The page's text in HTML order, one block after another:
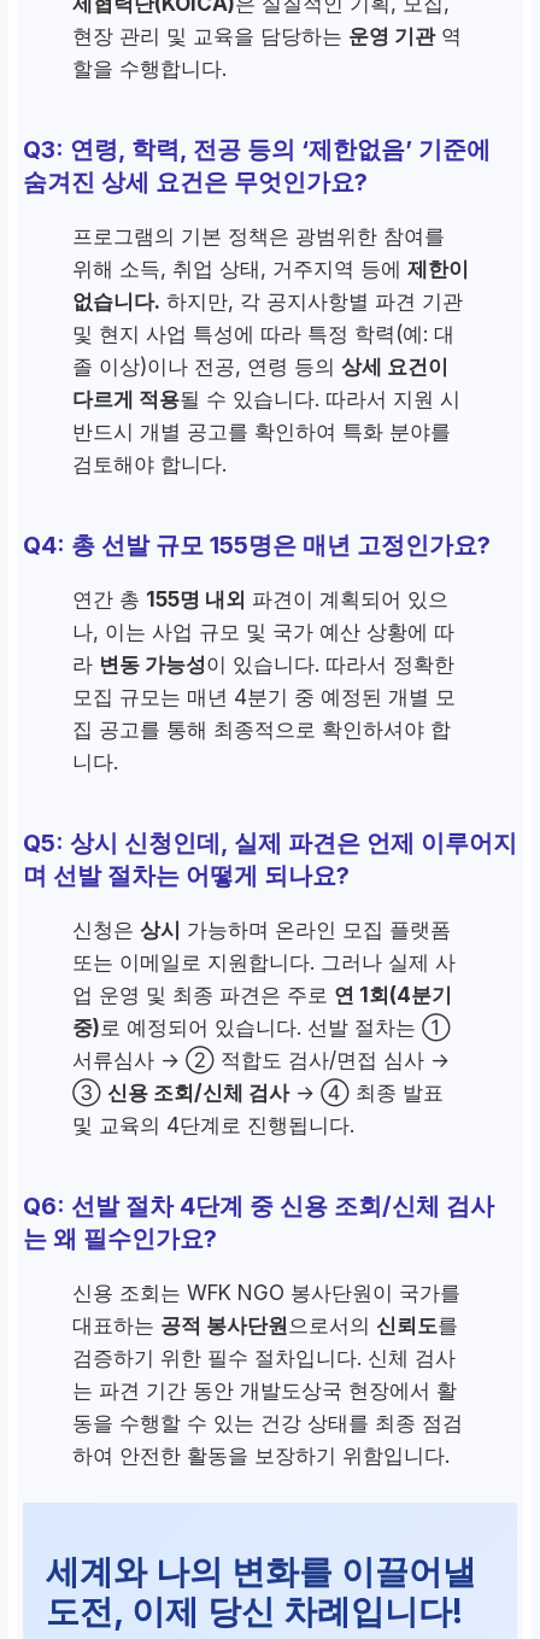
현장 관리 및 교육을 담당하는 운영 기관역
할을 수행합니다.
Q3: 연령, 학력, 전공 등의 ‘제한없음’ 기준에
숨겨진 상세 요건은 무엇인가요?
프로그램의 기본 정책은 광범위한 참여를
위해 소득, 취업 상태, 거주지역 등에 제한이
없습니다. 하지만, 각 공지사항별 파견 기관
및 현지 사업 특성에 따라 특정 학력(예: 대
졸 이상)이나 전공, 연령 등의 상세 요건이
다르게 적용될 수 있습니다. 따라서 지원 시
반드시 개별 공고를 확인하여 특화 분야를
검토해야 합니다.
Q4: 총 선발 규모 155명은 매년 고정인가요?
연간 총 155명 내외 파견이 계획되어 있으
나, 이는 사업 규모 및 국가 예산 상황에 따
라 변동 가능성이 있습니다. 따라서 정확한
모집 규모는 매년 4분기 중 예정된 개별 모
집 공고를 통해 최종적으로 확인하셔야 합
니다.
Q5: 상시 신청인데, 실제 파견은 언제 이루어지
며 선발 절차는 어떻게 되나요?
신청은 상시 가능하며 온라인 모집 플랫폼
또는 이메일로 지원합니다. 그러나 실제 사
업 운영 및 최종 파견은 주로 연 1회(4분기
중) 로 예정되어 있습니다. 선발 절차는 ①
서류심사 → ② 적합도 검사/면접 심사 →
③ 신용 조회/신체 검사→ ④ 최종 발표
및 교육의 4단계로 진행됩니다.
Q6: 선발 절차 4단계 중 신용 조회/신체 검사
는 왜 필수인가요?
신용 조회는 WFK NGO 봉사단원이 국가를
대표하는 공적 봉사단원 으로서의 신뢰도를
검증하기 위한 필수 절차입니다. 신체 검사
는 파견 기간 동안 개발도상국 현장에서 활
동을 수행할 수 있는 건강 상태를 최종 점검
하여 안전한 활동을 보장하기 위함입니다.
세계와 나의 변화를 이끌어낼
도전, 이제 당신 차례입니다!